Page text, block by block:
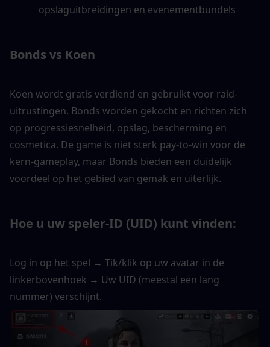
opslaguitbreidingen en evenementbundels
Bonds vs Koen
Koen wordt gratis verdiend en gebruikt voor raid-
uitrustingen. Bonds worden gekocht en richten zich
op progressiesnelheid, opslag, bescherming en
cosmetica. De game is niet sterk pay-to-win voor de
kern-gameplay, maar Bonds bieden een duidelijk
voordeel op het gebied van gemak en uiterlijk.
Hoe u uw speler-ID (UID) kunt vinden:
Log in op het spel → Tik/klik op uw avatar in de
linkerbovenhoek → Uw UID (meestal een lang
nummer) verschijnt.